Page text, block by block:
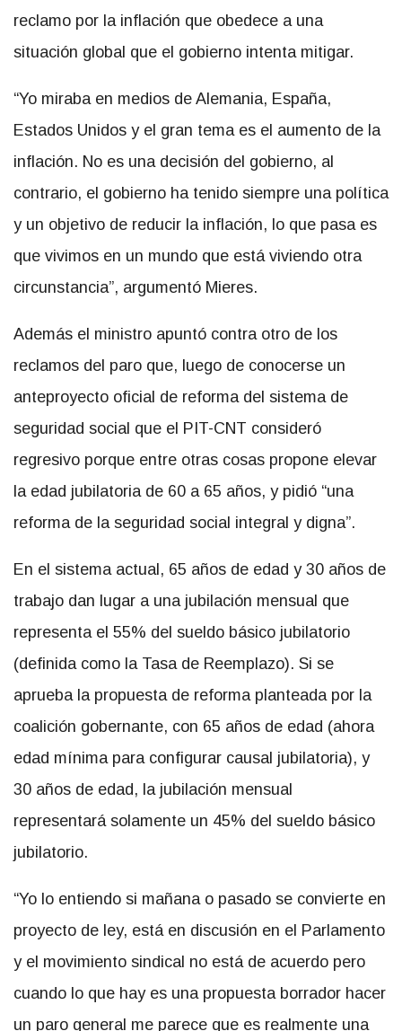
reclamo por la inflación que obedece a una
situación global que el gobierno intenta mitigar.
“Yo miraba en medios de Alemania, España,
Estados Unidos y el gran tema es el aumento de la
inflación. No es una decisión del gobierno, al
contrario, el gobierno ha tenido siempre una política
y un objetivo de reducir la inflación, lo que pasa es
que vivimos en un mundo que está viviendo otra
circunstancia”, argumentó Mieres.
Además el ministro apuntó contra otro de los
reclamos del paro que, luego de conocerse un
anteproyecto oficial de reforma del sistema de
seguridad social que el PIT-CNT consideró
regresivo porque entre otras cosas propone elevar
la edad jubilatoria de 60 a 65 años, y pidió “una
reforma de la seguridad social integral y digna”.
En el sistema actual, 65 años de edad y 30 años de
trabajo dan lugar a una jubilación mensual que
representa el 55% del sueldo básico jubilatorio
(definida como la Tasa de Reemplazo). Si se
aprueba la propuesta de reforma planteada por la
coalición gobernante, con 65 años de edad (ahora
edad mínima para configurar causal jubilatoria), y
30 años de edad, la jubilación mensual
representará solamente un 45% del sueldo básico
jubilatorio.
“Yo lo entiendo si mañana o pasado se convierte en
proyecto de ley, está en discusión en el Parlamento
y el movimiento sindical no está de acuerdo pero
cuando lo que hay es una propuesta borrador hacer
un paro general me parece que es realmente una